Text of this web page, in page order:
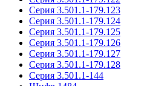
Серия 3.501.1-179.123
Серия 3.501.1-179.124
Серия 3.501.1-179.125
Серия 3.501.1-179.126
Серия 3.501.1-179.127
Серия 3.501.1-179.128
Серия 3.501.1-144